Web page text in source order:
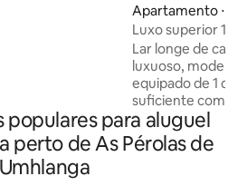
e secar
Fi e uma smart
assentos de
A Unidade
Apartamento ⋅
Luxo superior 1
em The Pearls
Lar longe de
luxuoso,
equipado de 1
suficiente com
Whalebone. Sem derramamento de
carga!! O prédio
alimenta todo o
para aluguel
perto de As Pérolas de
Umhlanga